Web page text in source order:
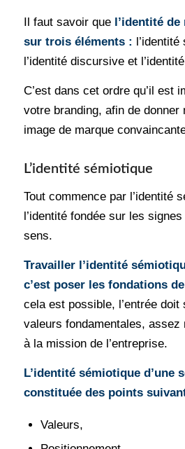
Il faut savoir quel’identité de
sur trois éléments : l’identité
l’identité discursive et
C’est dans cet ordre qu’il est
votre branding, afin de donner
image de marque
L’identité sémiotique
Tout commence par l’identité
l’identité fondée sur les
sens.
Travailler l’identité
c’est poser les fondations
cela est possible, l’entrée doit
valeurs fondamentales, assez
à la mission de l’entreprise.
L’identité sémiotique d’une
constituée des points
Valeurs,